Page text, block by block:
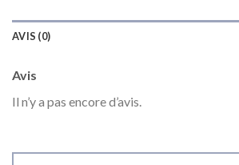
AVIS (0)
Avis
Il n’y a pas encore d’avis.